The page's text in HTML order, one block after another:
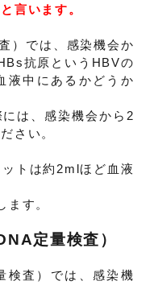
言います。
）では、感染機会か
抗原というHBVの
液中にあるかどうか
は、感染機会から2
さい。
トは約2mlほど血液
ます。
定量検査）
検査）では、感染機